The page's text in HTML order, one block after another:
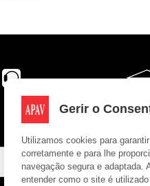
Gerir o
Utilizamos cookies para
corretamente e para lhe
navegação segura e adaptada.
entender como o site é